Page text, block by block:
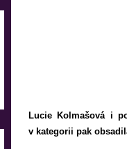
Lucie Kolmašová i
v kategorii pak